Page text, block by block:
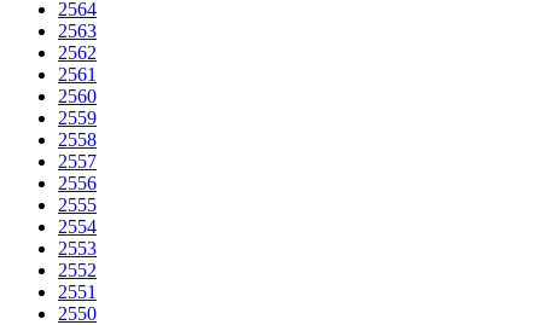
2564
2563
2562
2561
2560
2559
2558
2557
2556
2555
2554
2553
2552
2551
2550